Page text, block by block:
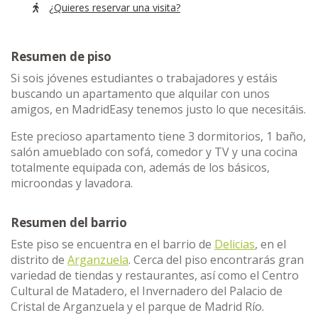
¿Quieres reservar una visita?
Resumen de piso
Si sois jóvenes estudiantes o trabajadores y estáis
buscando un apartamento que alquilar con unos
amigos, en MadridEasy tenemos justo lo que necesitáis.
Este precioso apartamento tiene 3 dormitorios, 1 baño,
salón amueblado con sofá, comedor y TV y una cocina
totalmente equipada con, además de los básicos,
microondas y lavadora.
Resumen del barrio
Este piso se encuentra en el barrio de Delicias, en el
distrito de Arganzuela. Cerca del piso encontrarás gran
variedad de tiendas y restaurantes, así como el Centro
Cultural de Matadero, el Invernadero del Palacio de
Cristal de Arganzuela y el parque de Madrid Río.